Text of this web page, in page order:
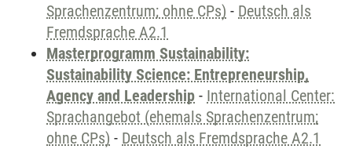
Sprachenzentrum; ohne CPs) - Deutsch als
Fremdsprache A2.1
Masterprogramm Sustainability:
Sustainability Science: Entrepreneurship,
Agency and Leadership - International Center:
Sprachangebot (ehemals Sprachenzentrum;
ohne CPs) - Deutsch als Fremdsprache A2.1